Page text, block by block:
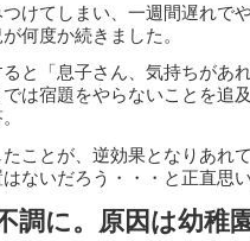
けてしまい、一週間遅れで
何度か続きました。
と「息子さん、気持ちがあ
は宿題をやらないことを追
ことが、逆効果となりあれ
ないだろう・・・と正直思い
調に。原因は幼稚